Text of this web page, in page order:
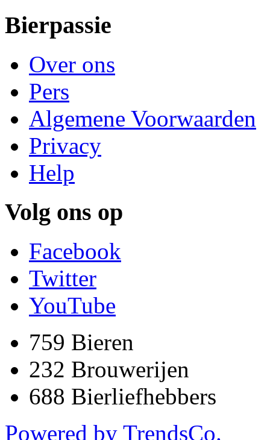
Bierpassie
Over ons
Pers
Algemene Voorwaarden
Privacy
Help
Volg ons op
Facebook
Twitter
YouTube
759 Bieren
232 Brouwerijen
688 Bierliefhebbers
Powered by TrendsCo.